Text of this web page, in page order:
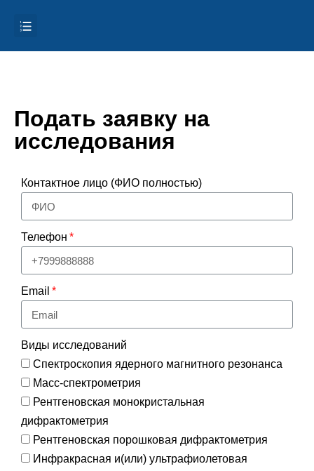
Подать заявку на
исследования
Контактное лицо (ФИО полностью)
Телефон
Email
Виды исследований
Спектроскопия ядерного магнитного резонанса
Масс-спектрометрия
Рентгеновская монокристальная
дифрактометрия
Рентгеновская порошковая дифрактометрия
Инфракрасная и(или) ультрафиолетовая